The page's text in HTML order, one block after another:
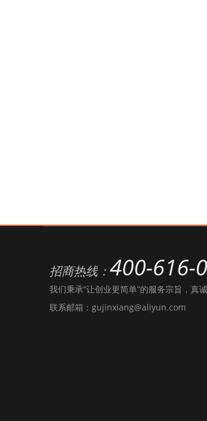
招商热线： 400-616-
我们秉承“让创业更简单”的服务宗旨，真
联系邮箱：gujinxiang@aliyun.com